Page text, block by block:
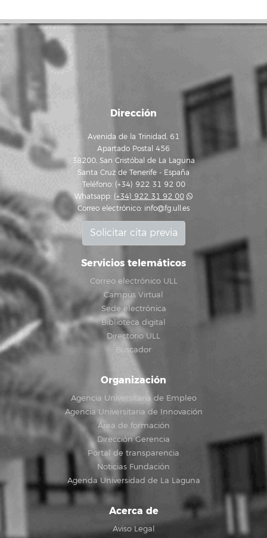
Dirección
Avenida de la Trinidad, 61
Apartado Postal 456
38200, San Cristóbal de La Laguna
Santa Cruz de Tenerife - España
Teléfono: (+34) 922 31 92 00
Whatsapp: (+34) 922 31 92 00
Correo electrónico: info@fg.ull.es
Solicitar cita previa
Servicios telemáticos
Correo electrónico ULL
Campus Virtual
Sede electrónica
Biblioteca digital
Directorio ULL
Buscador
Organización
Agencia Universitaria de Empleo
Agencia Universitaria de Innovación
Área de formación
Dirección Gerencia
Portal de transparencia
Noticias Fundación
Agenda Universidad de La Laguna
Acerca de
Aviso Legal